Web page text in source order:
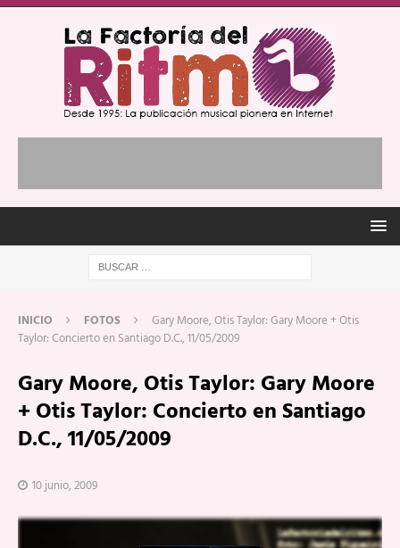
INICIO FOTOS
Gary Moore, Otis Taylor: Gary Moore + Otis
Taylor: Concierto en Santiago D.C., 11/05/2009
Gary Moore, Otis Taylor: Gary Moore
+ Otis Taylor: Concierto en Santiago
D.C., 11/05/2009
10 junio, 2009